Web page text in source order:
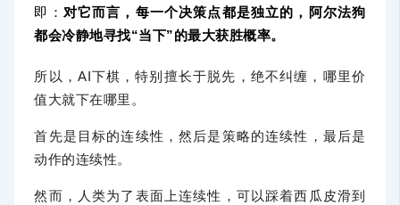
即： 对它而言，每一个决策点都是独立的，阿尔法狗
都会冷静地寻找“当下”的最大获胜概率。
所以，AI下棋，特别擅长于脱先，绝不纠缠，哪里价
值大就下在哪里。
首先是目标的连续性，然后是策略的连续性，最后是
动作的连续性。
然而，人类为了表面上连续性，可以踩着西瓜皮滑到